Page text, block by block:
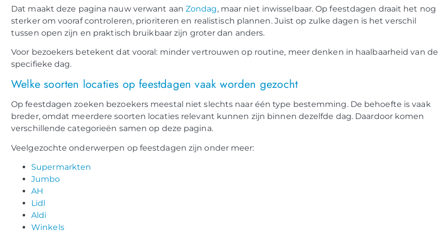
Dat maakt deze pagina nauw verwant aan Zondag, maar niet inwisselbaar. Op feestdagen draait het nog
sterker om vooraf controleren, prioriteren en realistisch plannen. Juist op zulke dagen is het verschil
tussen open zijn en praktisch bruikbaar zijn groter dan anders.
Voor bezoekers betekent dat vooral: minder vertrouwen op routine, meer denken in haalbaarheid van de
specifieke dag.
Welke soorten locaties op feestdagen vaak worden gezocht
Op feestdagen zoeken bezoekers meestal niet slechts naar één type bestemming. De behoefte is vaak
breder, omdat meerdere soorten locaties relevant kunnen zijn binnen dezelfde dag. Daardoor komen
verschillende categorieën samen op deze pagina.
Veelgezochte onderwerpen op feestdagen zijn onder meer:
Supermarkten
Jumbo
AH
Lidl
Aldi
Winkels